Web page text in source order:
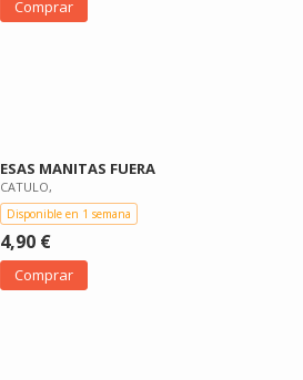
Comprar
ESAS MANITAS FUERA
CATULO,
Disponible en 1 semana
4,90 €
Comprar